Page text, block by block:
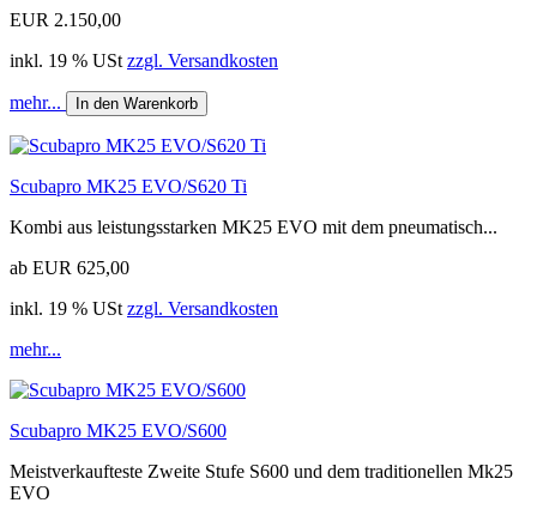
EUR 2.150,00
inkl. 19 % USt zzgl. Versandkosten
mehr... In den Warenkorb
Scubapro MK25 EVO/S620 Ti
Kombi aus leistungsstarken MK25 EVO mit dem pneumatisch...
ab EUR 625,00
inkl. 19 % USt zzgl. Versandkosten
mehr...
Scubapro MK25 EVO/S600
Meistverkaufteste Zweite Stufe S600 und dem traditionellen Mk25
EVO